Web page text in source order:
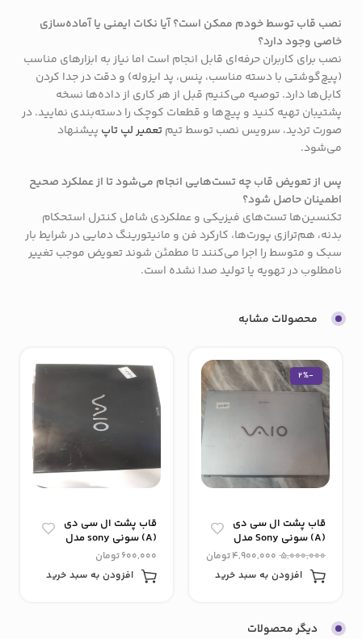
نصب قاب توسط خودم ممکن است؟ آیا نکات ایمنی یا آماده‌سازی
خاصی وجود دارد؟
نصب برای کاربران حرفه‌ای قابل انجام است اما نیاز به ابزارهای مناسب
(پیچ‌گوشتی با دسته مناسب، پنس، پد ایزوله) و دقت در جدا کردن
کابل‌ها دارد. توصیه می‌کنیم قبل از هر کاری از داده‌ها نسخه
پشتیبان تهیه کنید و پیچ‌ها و قطعات کوچک را دسته‌بندی نمایید. در
صورت تردید، سرویس نصب توسط تیمتعمیر لپ تاپ پیشنهاد
می‌شود.
پس از تعویض قاب چه تست‌هایی انجام می‌شود تا از عملکرد صحیح
اطمینان حاصل شود؟
تکنسین‌ها تست‌های فیزیکی و عملکردی شامل کنترل استحکام
بدنه، هم‌ترازی پورت‌ها، کارکرد فن و مانیتورینگ دمایی در شرایط بار
سبک و متوسط را اجرا می‌کنند تا مطمئن شوند تعویض موجب تغییر
نامطلوب در تهویه یا تولید صدا نشده است.
محصولات مشابه
-2%
قاب پشت ال سی دی
(A) سونی Sony مدل
vgn_fz490
5,000,000
4,900,000تومان
افزودن به سبد خرید
قاب پشت ال سی دی
(A) سونی sony مدل
vpcsa13
600,000تومان
افزودن به سبد خرید
دیگر محصولات